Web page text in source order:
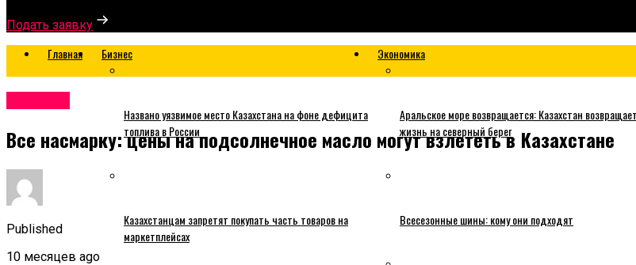
Подать заявку
Главная Бизнес
Названо уязвимое место Казахстана на фоне дефицита
топлива в России
Казахстанцам запретят покупать часть товаров на
маркетплейсах
Экономика
Аральское море возвращается: Казахстан
жизнь на северный берег
Всесезонные шины: кому они подходят
Все насмарку: цены на подсолнечное масло могут взлететь в Казахстане
Published
10 месяцев ago